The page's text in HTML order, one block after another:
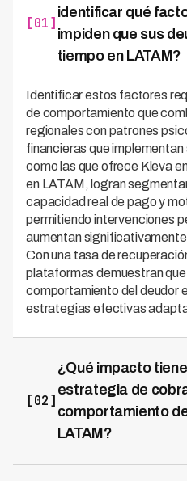
[01]
identificar qué
impiden que sus
tiempo en LATAM?
Identificar estos factores
de comportamiento que
regionales con patrones
financieras que
como las que ofrece Kleva
en LATAM, logran
capacidad real de pago y
permitiendo intervenciones
aumentan
Con una tasa de
plataformas demuestran que
comportamiento del deudor
estrategias efectivas
[02]
¿Qué impacto
estrategia de
comportamiento
LATAM?